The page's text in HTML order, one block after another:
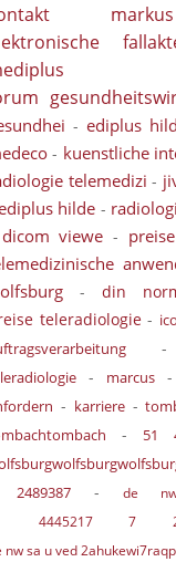
-ediplus
- kuenstliche
telemedizi -
hilde -
dicom viewe - preise
- din
teleradiologie-
- marcus-
- karriere-
- 51
- de
4445217 7
nw sa u ved